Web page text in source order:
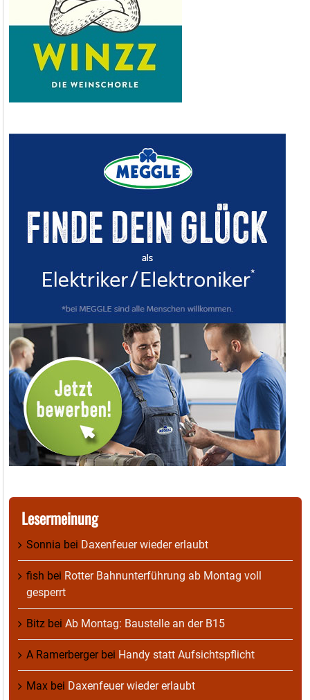
Lesermeinung
Sonnia bei Daxenfeuer wieder erlaubt
fish bei Rotter Bahnunterführung ab Montag voll
gesperrt
Bitz bei Ab Montag: Baustelle an der B15
A Ramerbergerbei Handy statt Aufsichtspflicht
Max bei Daxenfeuer wieder erlaubt